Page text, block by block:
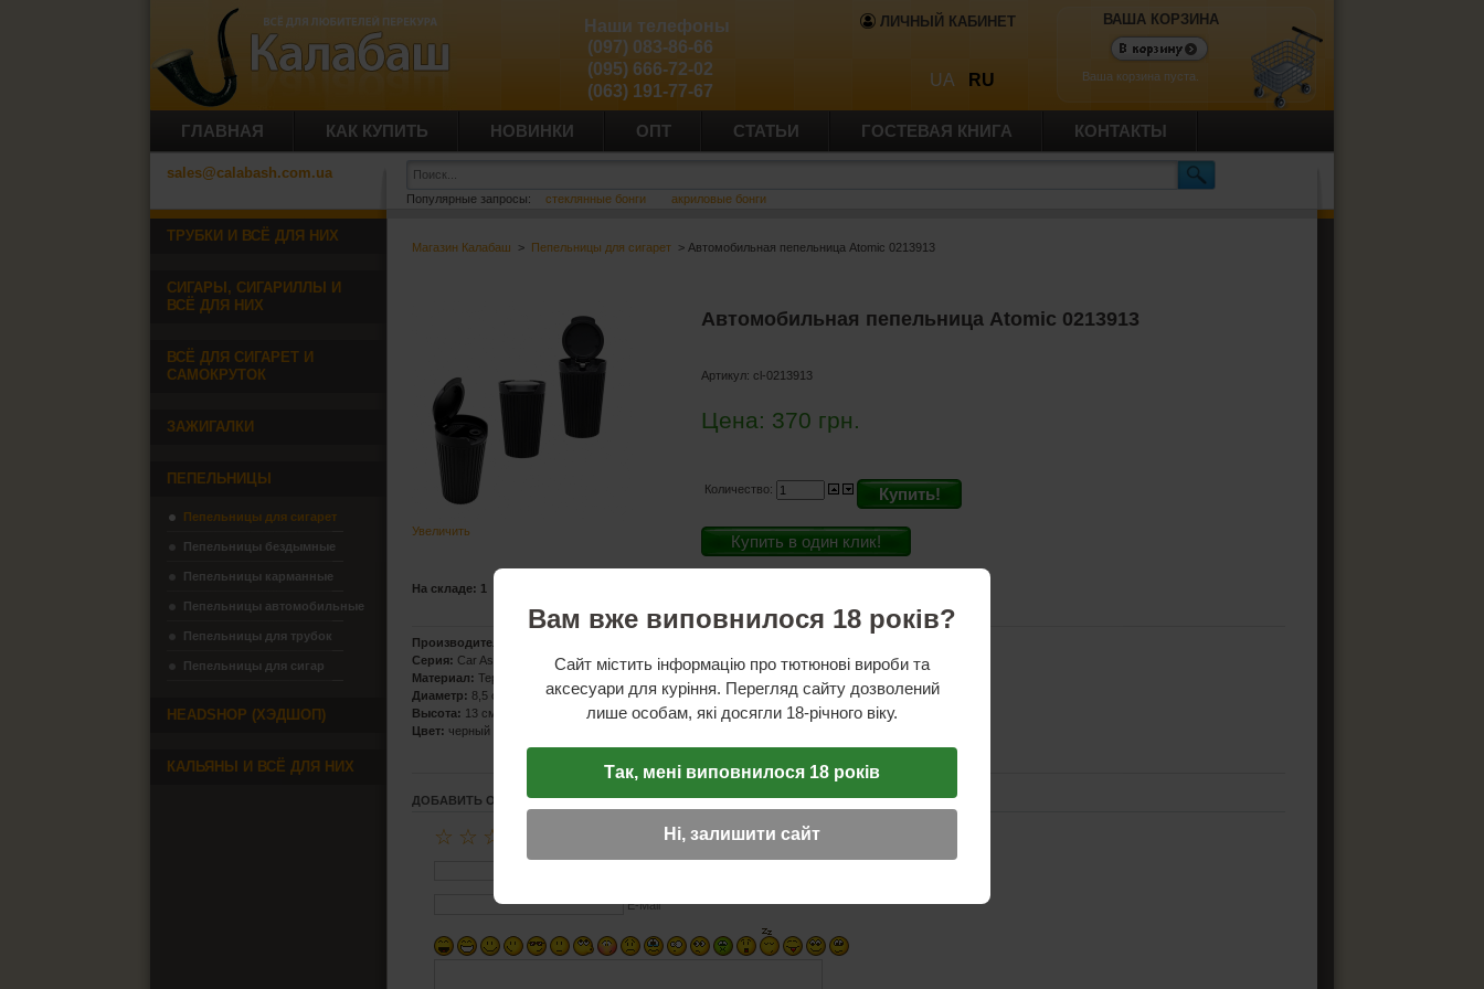
ЛИЧНЫЙ КАБИНЕТ
UA RU
Наши телефоны
(097) 083-86-66
(095) 666-72-02
(063) 191-77-67
ВАША КОРЗИНА
Ваша корзина пуста.
ГЛАВНАЯ КАК КУПИТЬ НОВИНКИ ОПТ СТАТЬИ ГОСТЕВАЯ КНИГА КОНТАКТЫ
sales@calabash.com.ua
Популярные запросы: стеклянные бонги акриловые бонги
Магазин Калабаш > Пепельницы для сигарет > Автомобильная пепельница Atomic 0213913
Увеличить
Автомобильная пепельница Atomic 0213913
Артикул:cl-0213913
Цена: 370 грн.
Количество: Купить!
Купить в один клик!
На складе: 1
Производитель:
Серия: Car Ashtray
Материал: Термостойкий пластик
Диаметр:8,5 см
Высота: 13 см
Цвет: черный
ДОБАВИТЬ ОТЗЫВ
☆
☆
☆
E-Mail
ТРУБКИ И ВСЁ ДЛЯ НИХ
СИГАРЫ, СИГАРИЛЛЫ И
ВСЁ ДЛЯ НИХ
ВСЁ ДЛЯ СИГАРЕТ И
САМОКРУТОК
ЗАЖИГАЛКИ
ПЕПЕЛЬНИЦЫ
Пепельницы для сигарет
Пепельницы бездымные
Пепельницы карманные
Пепельницы автомобильные
Пепельницы для трубок
Пепельницы для сигар
HEADSHOP (ХЭДШОП)
КАЛЬЯНЫ И ВСЁ ДЛЯ НИХ
Вам вже виповнилося 18 років?
Сайт містить інформацію про тютюнові вироби та
аксесуари для куріння. Перегляд сайту дозволений
лише особам, які досягли 18-річного віку.
Так, мені виповнилося 18 років
Ні, залишити сайт